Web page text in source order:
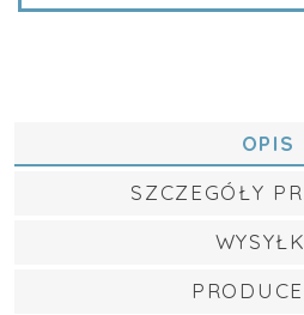
OPIS
SZCZEGÓŁY